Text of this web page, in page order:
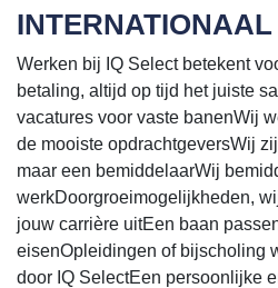
Werken bij IQ Select betekent
betaling, altijd op tijd het juiste
vacatures voor vaste banenWij
de mooiste opdrachtgeversWij
maar een bemiddelaarWij
werkDoorgroeimogelijkheden,
jouw carrière uitEen baan
eisenOpleidingen of bijscholing
door IQ SelectEen persoonlijke